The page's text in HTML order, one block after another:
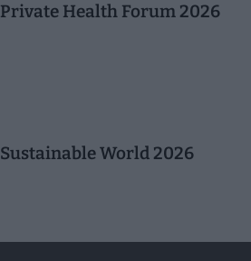
Private Health Forum 2026
Sustainable World 2026